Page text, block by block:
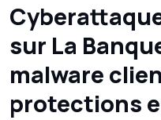
sur La
malware
protections